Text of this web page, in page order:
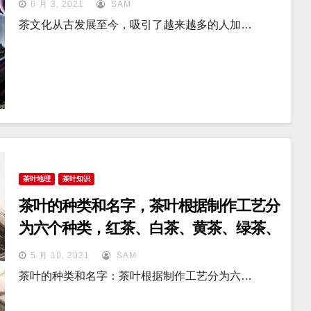
6 月 3, 2021 SAM
茶文化从古发展至今，吸引了越来越多的人加…
茶叶地理 茶叶知识
茶叶的种类和名字，茶叶根据制作工艺分
为六个种类，红茶、白茶、黄茶、绿茶、
黑茶、黄茶
5 月 10, 2021 SAM
茶叶的种类和名字：茶叶根据制作工艺分为六…